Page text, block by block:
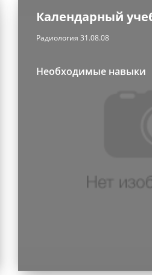
Календарный
Радиология 31.08.08
Необходимые навыки